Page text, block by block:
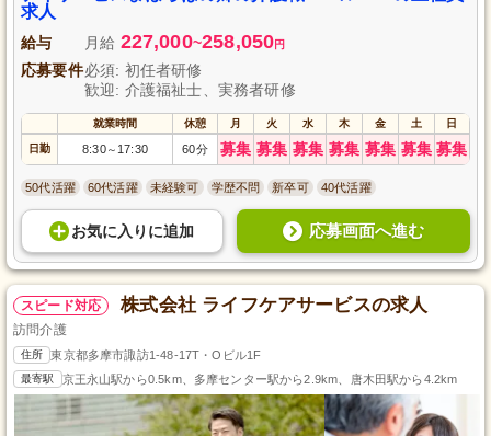
求人
給与 月給 227,000~258,050円
応募要件必須: 初任者研修
歓迎: 介護福祉士、実務者研修
就業時間 休憩 月 火 水 木 金 土 日
日勤 8:30～ 17:30 60分 募集 募集 募集 募集 募集 募集 募集
50代活躍 60代活躍 未経験可 学歴不問 新卒可 40代活躍
お気に入り に追加 応募画面へ進む
スピード対応 株式会社 ライフケアサービスの求人
訪問介護
住所 東京都多摩市諏訪1-48-17T・Oビル1F
最寄駅 京王永山駅から0.5km、多摩センター駅から2.9km、唐木田駅から4.2km